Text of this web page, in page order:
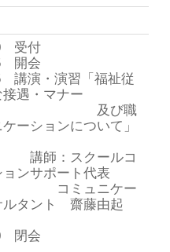
受付
開会
講演・演習「福祉従
遇・マナー
職
ーションについて」
スクールコ
ョンサポート代表
ニケー
ルタント 齋藤由起
閉会